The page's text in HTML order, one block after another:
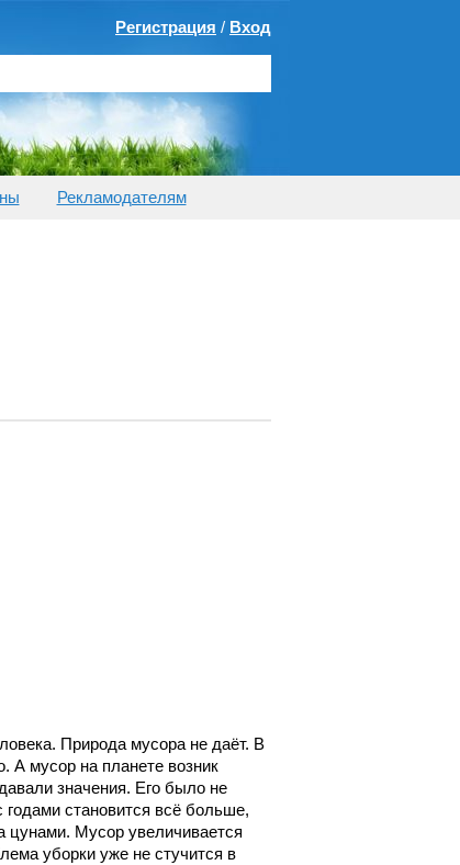
Регистрация / Вход
Рекламодателям
Природа мусора не даёт. В
А мусор на планете возник
значения. Его было не
годами становится всё больше,
цунами. Мусор увеличивается
уборки уже не стучится в